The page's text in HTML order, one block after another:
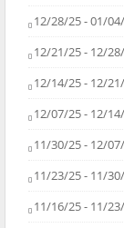
12/28/25 - 01/
12/21/25 - 12/
12/14/25 - 12/
12/07/25 - 12/
11/30/25 - 12/
11/23/25 - 11/
11/16/25 - 11/